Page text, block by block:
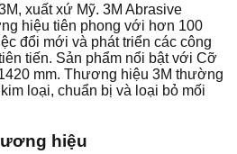
xuất xứ Mỹ. 3M Abrasive
hiệu tiên phong với hơn 100
đổi mới và phát triển các công
tiến. Sản phẩm nổi bật với Cỡ
mm. Thương hiệu 3M thường
loại, chuẩn bị và loại bỏ mối
hiệu